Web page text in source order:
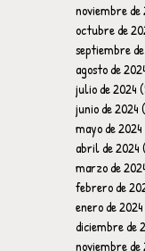
noviembre de
octubre de
septiembre
agosto de
julio de 2024
junio de 2024
mayo de 2024
abril de 2024
marzo de
febrero de
enero de 2024
diciembre de
noviembre de